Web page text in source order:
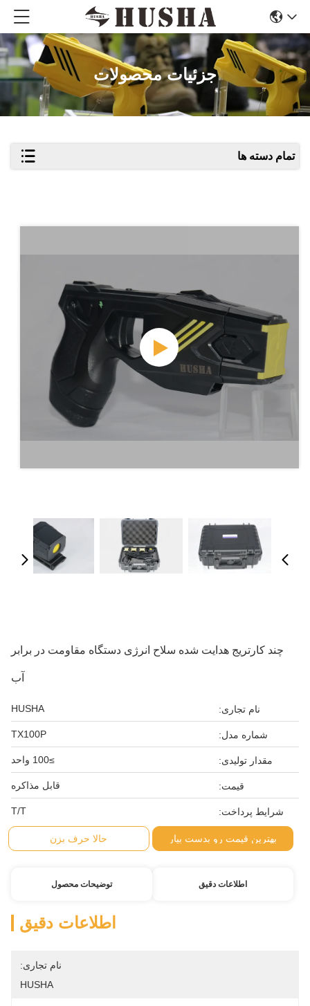
جزئیات محصولات
تمام دسته ها
چند کارتریج هدایت شده سلاح انرژی دستگاه مقاومت در برابر
آب
نام تجاری: HUSHA
شماره مدل: TX100P
مقدار تولیدی: ≥100 واحد
قیمت: قابل مذاکره
شرایط پرداخت: T/T
بهترین قیمت رو بدست بیار حالا حرف بزن
اطلاعات دقیق توضیحات محصول
اطلاعات دقیق
نام تجاری:
HUSHA